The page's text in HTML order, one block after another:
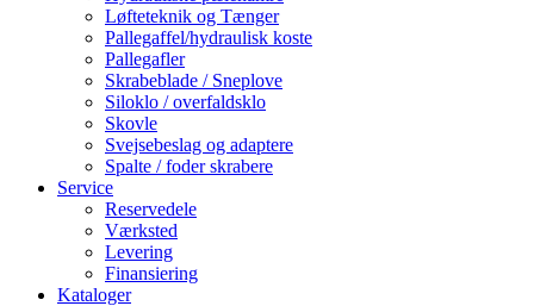
Løfteteknik og Tænger
Pallegaffel/hydraulisk koste
Pallegafler
Skrabeblade / Sneplove
Siloklo / overfaldsklo
Skovle
Svejsebeslag og adaptere
Spalte / foder skrabere
Service
Reservedele
Værksted
Levering
Finansiering
Kataloger